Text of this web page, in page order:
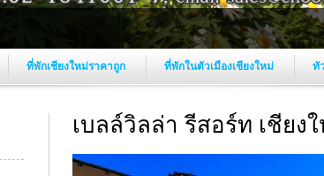
ที่พักเชียงใหม่ราคาถูก ที่พักในตัวเมืองเชียงใหม่ ทั
เบลล์วิลล่า รีสอร์ท เชียง